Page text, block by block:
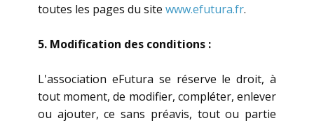
toutes les pages du site www.efutura.fr.
5. Modification des conditions :
L'association eFutura se réserve le droit, à
tout moment, de modifier, compléter, enlever
ou ajouter, ce sans préavis, tout ou partie